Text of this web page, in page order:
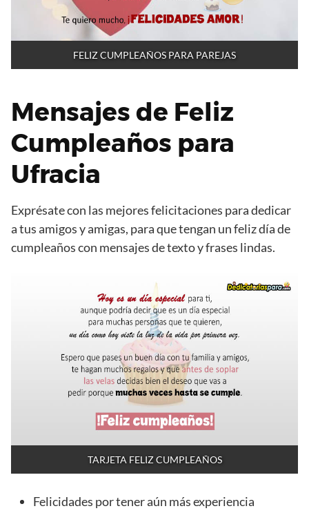
FELIZ CUMPLEAÑOS PARA PAREJAS
Mensajes de Feliz
Cumpleaños para
Ufracia
Exprésate con las mejores felicitaciones para dedicar
a tus amigos y amigas, para que tengan un feliz día de
cumpleaños con mensajes de texto y frases lindas.
TARJETA FELIZ CUMPLEAÑOS
Felicidades por tener aún más experiencia